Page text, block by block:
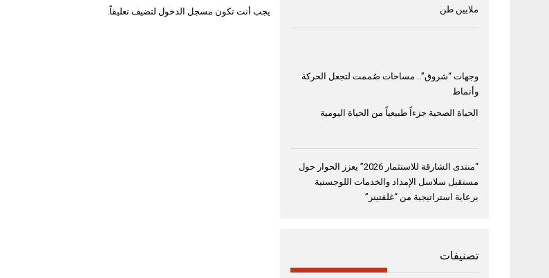
يجب أنت تكون مسجل الدخول لتضيف تعليقاً.
ملايين طن
وجهات “شروق”.. مساحات صُممت لتجعل الحركة
وأنماط
الحياة الصحية جزءاً طبيعياً من الحياة اليومية
“منتدى الشارقة للاستثمار 2026” يعزز الحوار حول
مستقبل سلاسل الإمداد والخدمات اللوجستية
برعاية استراتيجية من “غلفتينر”
تصنيفات